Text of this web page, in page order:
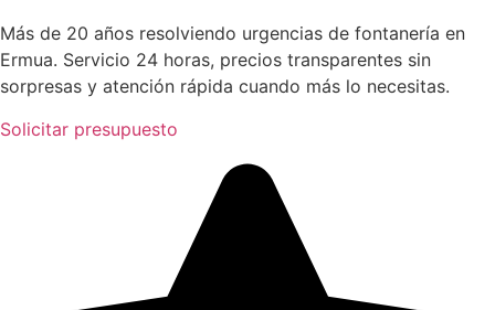
Más de 20 años resolviendo urgencias de fontanería en
Ermua. Servicio 24 horas, precios transparentes sin
sorpresas y atención rápida cuando más lo necesitas.
Solicitar presupuesto